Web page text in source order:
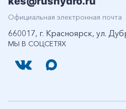
МЫ В СОЦСЕТЯХ
Официальная электронная почта
660017, г. Красноярск, ул.